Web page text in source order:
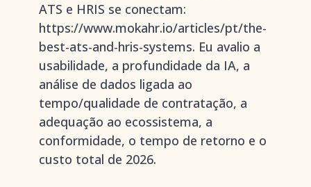
ATS e HRIS se conectam:
https://www.mokahr.io/articles/pt/the-
best-ats-and-hris-systems. Eu avalio a
usabilidade, a profundidade da IA, a
análise de dados ligada ao
tempo/qualidade de contratação, a
adequação ao ecossistema, a
conformidade, o tempo de retorno e o
custo total de 2026.